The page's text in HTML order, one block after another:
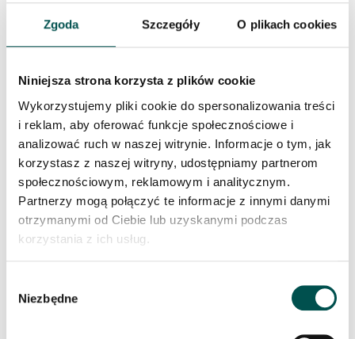
Zgoda Szczegóły O plikach cookies
Niniejsza strona korzysta z plików cookie
Wykorzystujemy pliki cookie do spersonalizowania treści
i reklam, aby oferować funkcje społecznościowe i
analizować ruch w naszej witrynie. Informacje o tym, jak
korzystasz z naszej witryny, udostępniamy partnerom
społecznościowym, reklamowym i analitycznym.
Partnerzy mogą połączyć te informacje z innymi danymi
otrzymanymi od Ciebie lub uzyskanymi podczas
korzystania z ich usług.
zgody
Niezbędne
DAVINCI